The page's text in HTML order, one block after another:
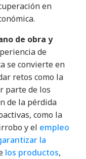
en
.
de obra y
de
se convierte en
retos como la
parte de los
de la pérdida
como la
y el empleo
la
los productos,